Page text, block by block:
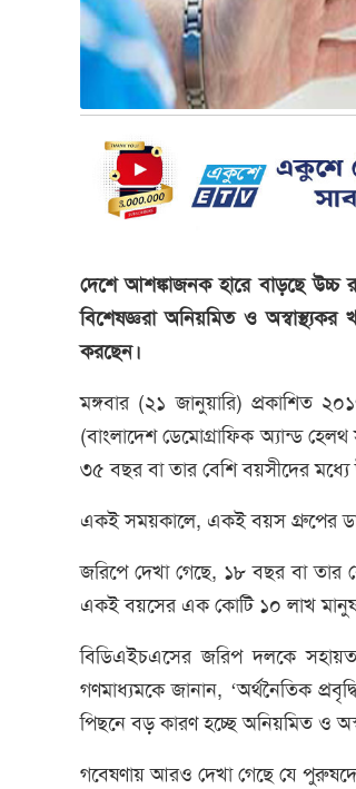
দেশে আশঙ্কাজনক হারে বাড়ছে উচ্চ
বিশেষজ্ঞরা অনিয়মিত ও অস্বাস্থ্যকর
করছেন।
মঙ্গবার (২১ জানুয়ারি) প্রকাশিত
(বাংলাদেশ ডেমোগ্রাফিক অ্যান্ড
৩৫ বছর বা তার বেশি বয়সীদের
একই সময়কালে, একই বয়স গ্রুপের
জরিপে দেখা গেছে, ১৮ বছর বা তার
একই বয়সের এক কোটি ১০ লাখ মানুষ
বিডিএইচএসের জরিপ দলকে
গণমাধ্যমকে জানান, ‘অর্থনৈতিক
পিছনে বড় কারণ হচ্ছে অনিয়মিত ও
গবেষণায় আরও দেখা গেছে যে